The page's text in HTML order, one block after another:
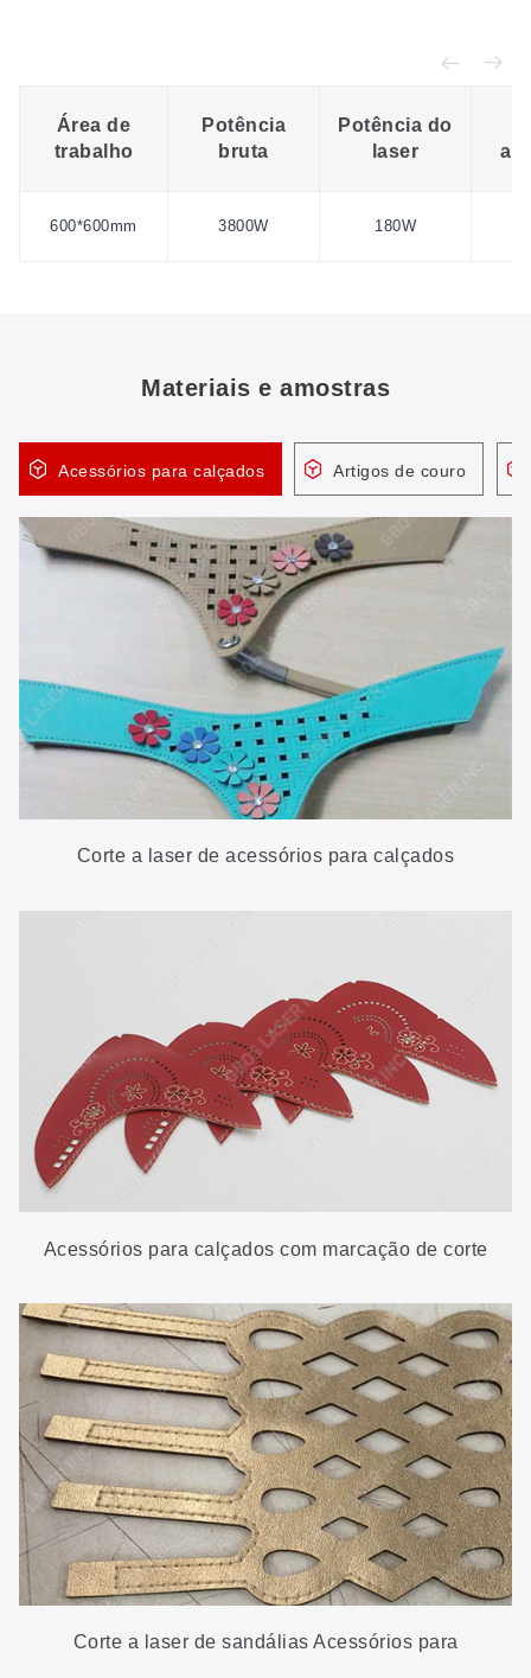
Área de
trabalho
Potência
bruta
Potência do
laser
600*600mm 3800W 180W
Materiais e amostras
Acessórios para calçados Artigos de couro
Corte a laser de acessórios para calçados
Acessórios para calçados com marcação de corte
Corte a laser de sandálias Acessórios para